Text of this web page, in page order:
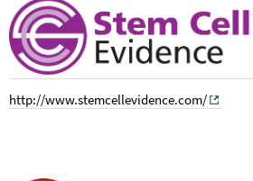
http://www.stemcellevidence.com/